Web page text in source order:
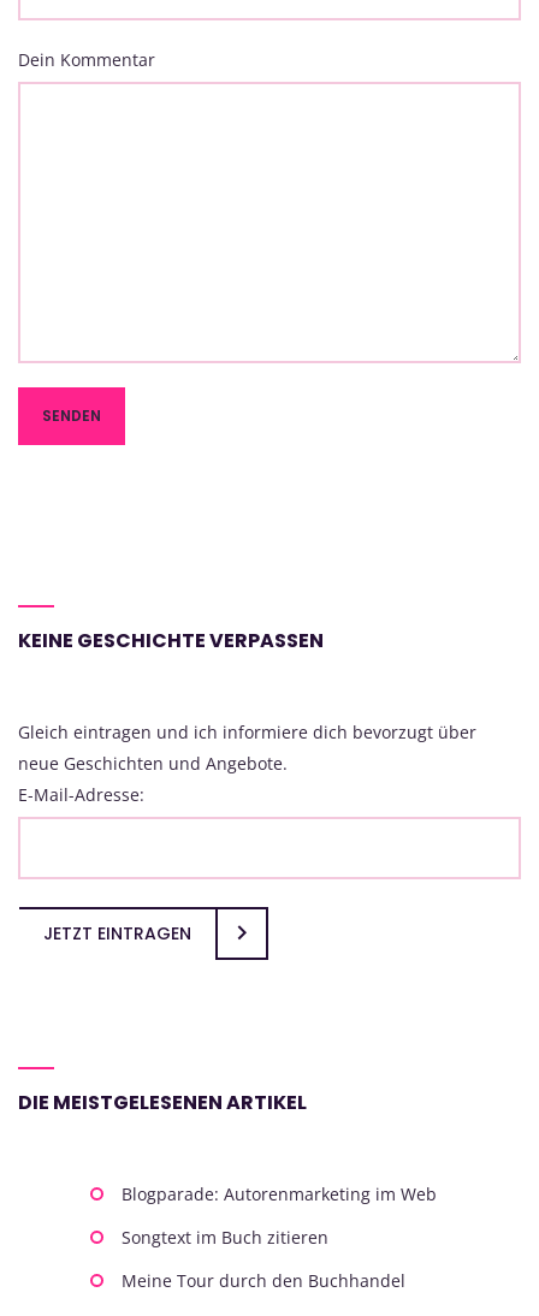
Dein Kommentar
KEINE GESCHICHTE VERPASSEN
Gleich eintragen und ich informiere dich bevorzugt über
neue Geschichten und Angebote.
E-Mail-Adresse:
JETZT EINTRAGEN
DIE MEISTGELESENEN ARTIKEL
Blogparade: Autorenmarketing im Web
Songtext im Buch zitieren
Meine Tour durch den Buchhandel